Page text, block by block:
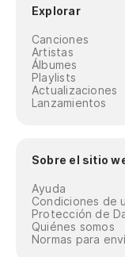
Explorar
Canciones
Artistas
Álbumes
Playlists
Actualizaciones
Lanzamientos
Sobre el sitio
Ayuda
Condiciones de
Protección de
Quiénes somos
Normas para